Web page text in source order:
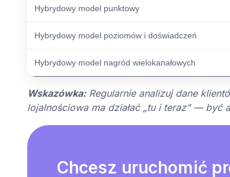
Hybrydowy model punktowy
Hybrydowy model poziomów i doświadczeń
Hybrydowy model nagród wielokanałowych
Wskazówka: Regularnie analizuj dane
lojalnościowa ma działać „tu i teraz” —
Chcesz uruchomić